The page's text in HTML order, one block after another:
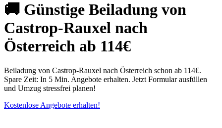
🚚 Günstige Beiladung von
Castrop-Rauxel nach
Österreich ab 114€
Beiladung von Castrop-Rauxel nach Österreich schon ab 114€.
Spare Zeit: In 5 Min. Angebote erhalten. Jetzt Formular ausfüllen
und Umzug stressfrei planen!
Kostenlose Angebote erhalten!